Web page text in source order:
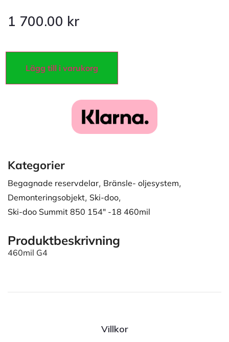
1 700.00 kr
Lägg till i varukorg
Kategorier
Begagnade reservdelar, Bränsle- oljesystem,
Demonteringsobjekt, Ski-doo,
Ski-doo Summit 850 154" -18 460mil
Produktbeskrivning
460mil G4
Villkor